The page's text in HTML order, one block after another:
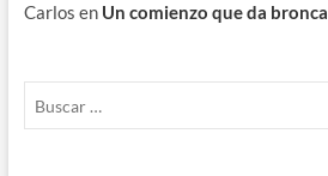
Carlos en Un comienzo que da bronca